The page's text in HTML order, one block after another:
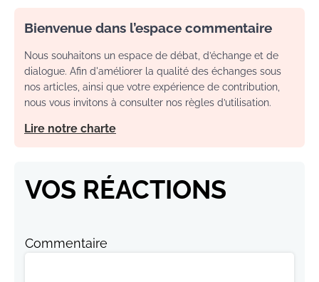
Bienvenue dans l’espace commentaire
Nous souhaitons un espace de débat, d’échange et de
dialogue. Afin d'améliorer la qualité des échanges sous
nos articles, ainsi que votre expérience de contribution,
nous vous invitons à consulter nos règles d’utilisation.
Lire notre charte
VOS RÉACTIONS
Commentaire